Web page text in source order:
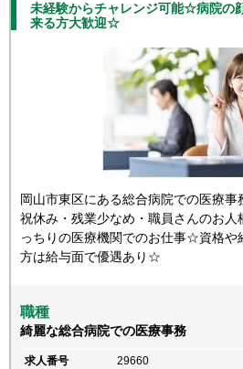
未経験からチャレンジ可能☆病院の
来る方大歓迎☆
岡山市東区にある総合病院での医療事
祝休み・残業少なめ・職員さんのお
っちりの医療機関でのお仕事☆資格
方は給与面で優遇あり☆
職種
綺麗な総合病院での医療事務
求人番号
29660